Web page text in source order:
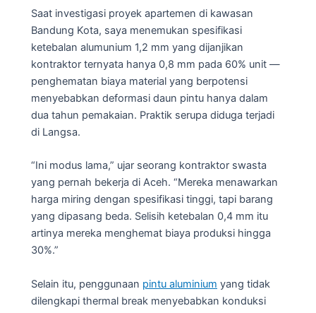
Saat investigasi proyek apartemen di kawasan
Bandung Kota, saya menemukan spesifikasi
ketebalan alumunium 1,2 mm yang dijanjikan
kontraktor ternyata hanya 0,8 mm pada 60% unit —
penghematan biaya material yang berpotensi
menyebabkan deformasi daun pintu hanya dalam
dua tahun pemakaian. Praktik serupa diduga terjadi
di Langsa.
“Ini modus lama,” ujar seorang kontraktor swasta
yang pernah bekerja di Aceh. “Mereka menawarkan
harga miring dengan spesifikasi tinggi, tapi barang
yang dipasang beda. Selisih ketebalan 0,4 mm itu
artinya mereka menghemat biaya produksi hingga
30%.”
Selain itu, penggunaan pintu aluminium yang tidak
dilengkapi thermal break menyebabkan konduksi